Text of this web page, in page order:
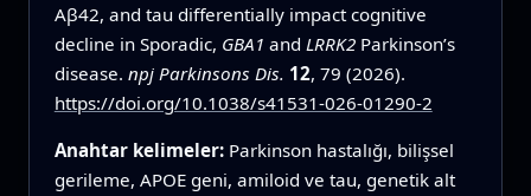
Aβ42, and tau differentially impact cognitive
decline in Sporadic, GBA1 and LRRK2Parkinson’s
disease. npj Parkinsons Dis. 12, 79 (2026).
https://doi.org/10.1038/s41531-026-01290-2
Anahtar kelimeler: Parkinson hastalığı, bilişsel
gerileme, APOE geni, amiloid ve tau, genetik alt